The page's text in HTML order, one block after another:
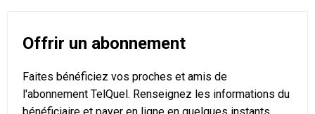
Offrir un abonnement
Faites bénéficiez vos proches et amis de
l'abonnement TelQuel. Renseignez les informations du